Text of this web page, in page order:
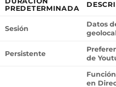
PREDETERMINADA
Sesión
Datos
Persistente
de
en